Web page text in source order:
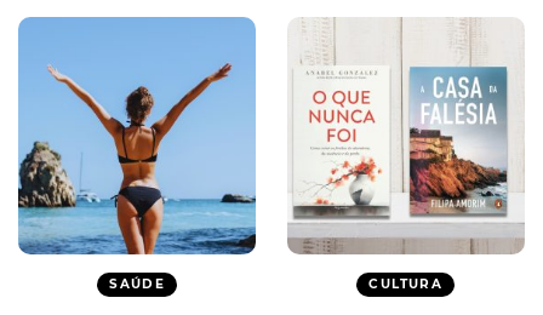
SAÚDE CULTURA